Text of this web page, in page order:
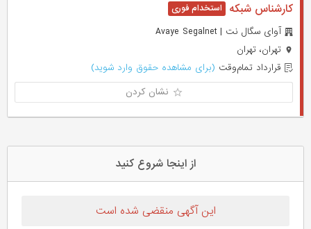
کارشناس شبکه
آوای سگال نت | Avaye Segalnet
تهران، تهران
قرارداد تمام‌وقت (برای مشاهده حقوق وارد شوید)
نشان کردن
از اینجا شروع کنید
این آگهی منقضی شده است